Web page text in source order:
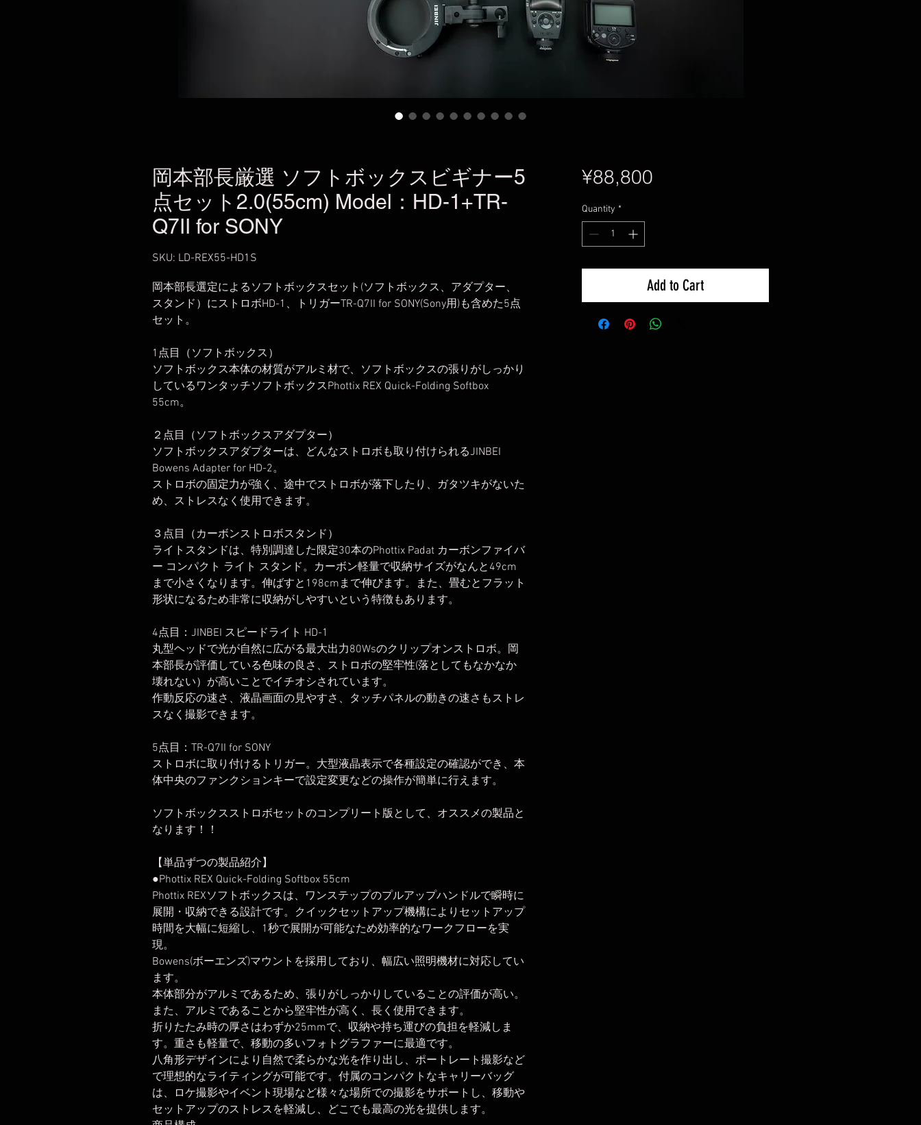
岡本部長厳選 ソフトボックスビギナー5
点セット2.0(55cm) Model：HD-1+TR-
Q7II for SONY
SKU: LD-REX55-HD1S
岡本部長選定によるソフトボックスセット(ソフトボックス、アダプター、
スタンド）にストロボHD-1、トリガーTR-Q7II for SONY(Sony用)も含めた5点
セット。
1点目（ソフトボックス）
ソフトボックス本体の材質がアルミ材で、ソフトボックスの張りがしっかり
しているワンタッチソフトボックスPhottix REX Quick-Folding Softbox
55cm。
２点目（ソフトボックスアダプター）
ソフトボックスアダプターは、どんなストロボも取り付けられるJINBEI
Bowens Adapter for HD-2。
ストロボの固定力が強く、途中でストロボが落下したり、ガタツキがないた
め、ストレスなく使用できます。
３点目（カーボンストロボスタンド）
ライトスタンドは、特別調達した限定30本のPhottix Padat カーボンファイバ
ー コンパクト ライト スタンド。カーボン軽量で収納サイズがなんと49cm
まで小さくなります。伸ばすと198cmまで伸びます。また、畳むとフラット
形状になるため非常に収納がしやすいという特徴もあります。
4点目：JINBEI スピードライト HD-1
丸型ヘッドで光が自然に広がる最大出力80Wsのクリップオンストロボ。岡
本部長が評価している色味の良さ、ストロボの堅牢性(落としてもなかなか
壊れない）が高いことでイチオシされています。
作動反応の速さ、液晶画面の見やすさ、タッチパネルの動きの速さもストレ
スなく撮影できます。
5点目：TR-Q7II for SONY
ストロボに取り付けるトリガー。大型液晶表示で各種設定の確認ができ、本
体中央のファンクションキーで設定変更などの操作が簡単に行えます。
ソフトボックスストロボセットのコンプリート版として、オススメの製品と
なります！！
【単品ずつの製品紹介】
●Phottix REX Quick-Folding Softbox 55cm
Phottix REXソフトボックスは、ワンステップのプルアップハンドルで瞬時に
展開・収納できる設計です。クイックセットアップ機構によりセットアップ
時間を大幅に短縮し、1秒で展開が可能なため効率的なワークフローを実
現。
Bowens(ボーエンズ)マウントを採用しており、幅広い照明機材に対応してい
ます。
本体部分がアルミであるため、張りがしっかりしていることの評価が高い。
また、アルミであることから堅牢性が高く、長く使用できます。
折りたたみ時の厚さはわずか25mmで、収納や持ち運びの負担を軽減しま
す。重さも軽量で、移動の多いフォトグラファーに最適です。
八角形デザインにより自然で柔らかな光を作り出し、ポートレート撮影など
で理想的なライティングが可能です。付属のコンパクトなキャリーバッグ
は、ロケ撮影やイベント現場など様々な場所での撮影をサポートし、移動や
セットアップのストレスを軽減し、どこでも最高の光を提供します。
¥88,800Price
Quantity *
Add to Cart